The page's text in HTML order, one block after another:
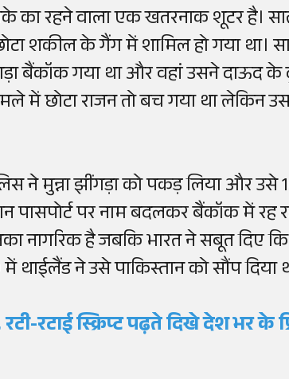
का रहने वाला एक खतरनाक शूटर है।
शकील के गैंग में शामिल हो गया था।
बैंकॉक गया था और वहां उसने दाऊद के
में छोटा राजन तो बच गया था लेकिन
ने मुन्ना झींगड़ा को पकड़ लिया और उसे
पासपोर्ट पर नाम बदलकर बैंकॉक में रह
नागरिक है जबकि भारत ने सबूत दिए
थाईलैंड ने उसे पाकिस्तान को सौंप दिया
रटाई स्क्रिप्ट पढ़ते दिखे देश भर के